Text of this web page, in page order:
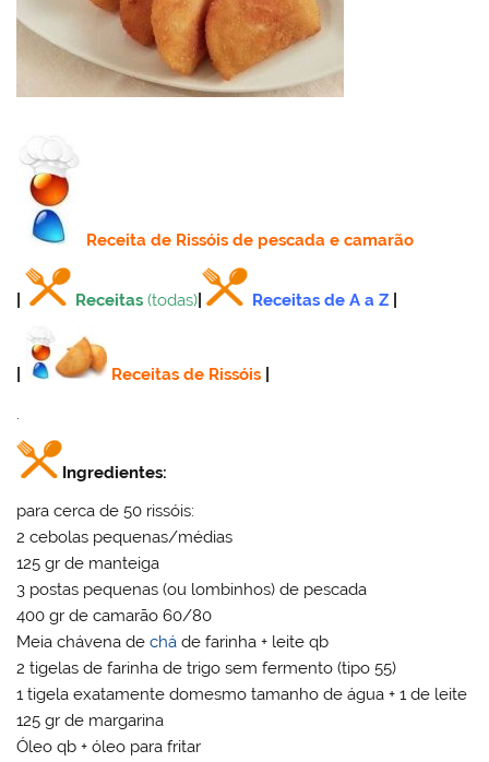
Receitade Rissóis de pescada e camarão
Receitas (todas) Receitas de A a Z
Receitas de Rissóis
.
Ingredientes:
para cerca de 50 rissóis:
2 cebolas pequenas/médias
125 gr de manteiga
3 postas pequenas (ou lombinhos) de pescada
400 gr de camarão 60/80
Meia chávena dechá de farinha + leite qb
2 tigelas de farinha de trigo sem fermento (tipo 55)
1 tigela exatamente domesmo tamanho de água + 1 de leite
125 gr de margarina
Óleo qb + óleo para fritar